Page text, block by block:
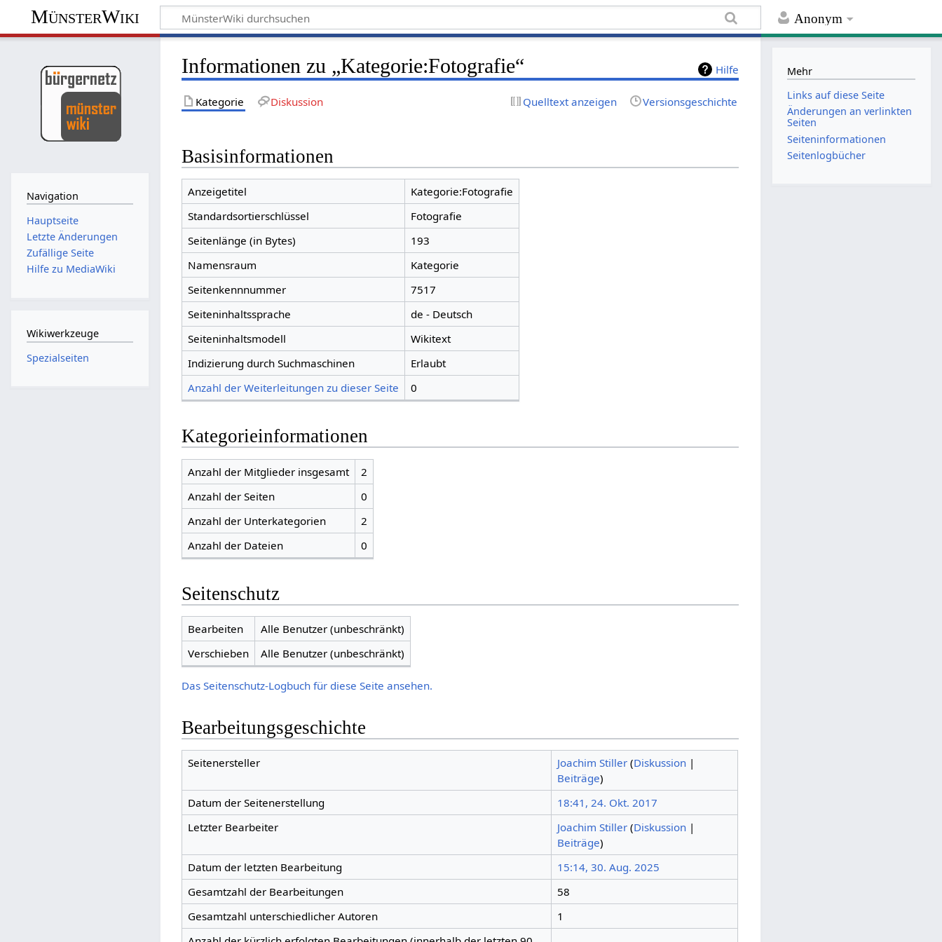
Anonym
MünsterWiki
Hilfe
Informationen zu „Kategorie:Fotografie“
Kategorie Diskussion Quelltext anzeigen Versionsgeschichte
Basisinformationen
Anzeigetitel
Kategorie:Fotografie
Standardsortierschlüssel
Fotografie
Seitenlänge (in Bytes)
193
Namensraum
Kategorie
Seitenkennnummer
7517
Seiteninhaltssprache
de - Deutsch
Seiteninhaltsmodell
Wikitext
Indizierung durch Suchmaschinen
Erlaubt
Anzahl der Weiterleitungen zu dieser Seite
0
Kategorieinformationen
Anzahl der Mitglieder insgesamt
2
Anzahl der Seiten
0
Anzahl der Unterkategorien
2
Anzahl der Dateien
0
Seitenschutz
Bearbeiten
Alle Benutzer (unbeschränkt)
Verschieben
Alle Benutzer (unbeschränkt)
Das Seitenschutz-Logbuch für diese Seite ansehen.
Bearbeitungsgeschichte
Seitenersteller Joachim Stiller (Diskussion|
Beiträge)
Datum der Seitenerstellung
18:41, 24. Okt. 2017
Letzter Bearbeiter
Joachim Stiller (Diskussion|
Beiträge)
Datum der letzten Bearbeitung
15:14, 30. Aug. 2025
Gesamtzahl der Bearbeitungen
58
Gesamtzahl unterschiedlicher Autoren
1
Navigation
Hauptseite
Letzte Änderungen
Zufällige Seite
Hilfe zu MediaWiki
Wikiwerkzeuge
Spezialseiten
Mehr
Links auf diese Seite
Änderungen an verlinkten
Seiten
Seiten­informationen
Seitenlogbücher